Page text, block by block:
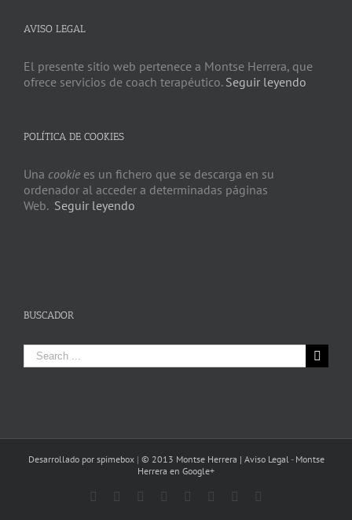
AVISO LEGAL
El presente sitio web pertenece a Montse Herrera, que
ofrece servicios de coach terapéutico. Seguir leyendo
POLÍTICA DE COOKIES
Una cookie es un fichero que se descarga en su
ordenador al acceder a determinadas páginas
Web. Seguir leyendo
BUSCADOR
Search
for:
Desarrollado por spimebox| © 2013 Montse Herrera | Aviso Legal - Montse
Herrera en Google+
Facebook TwitterYouTubePinterestGoogle+Linkedin